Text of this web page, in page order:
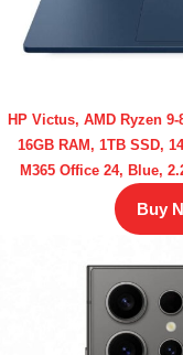
HP Victus, AMD Ryzen
16GB RAM, 1TB SSD,
M365 Office 24, Blue,
Buy